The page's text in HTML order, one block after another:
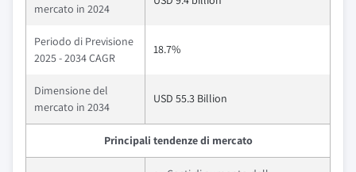
mercato in 2024
Periodo di Previsione
2025 - 2034 CAGR
18.7%
Dimensione del
mercato in 2034
USD 55.3 Billion
Principali tendenze di mercato